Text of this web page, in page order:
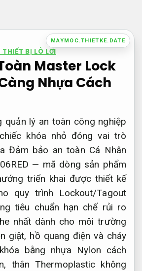
MAYMOC.THIETKE.DATE
BỊ LÒ LƠI
Master Lock
Nhựa Cách
quản lý an toàn công nghiệp
khóa nhỏ đóng vai trò
Đảm bảo an toàn Cá Nhân
— mã dòng sản phẩm
triển khai được thiết kế
quy trình Lockout/Tagout
tiêu chuẩn hạn chế rủi ro
nhất dành cho môi trường
giật, hồ quang điện và cháy
bằng nhựa Nylon cách
thân Thermoplastic không